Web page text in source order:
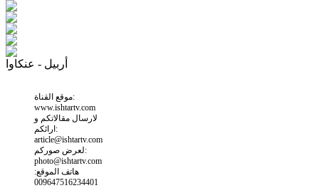
أربيل - عنكاوا
موقع القناة:
www.ishtartv.com
لارسال مقالاتكم و
ارائكم:
article@ishtartv.com
لعرض صوركم:
photo@ishtartv.com
هاتف الموقع:
009647516234401